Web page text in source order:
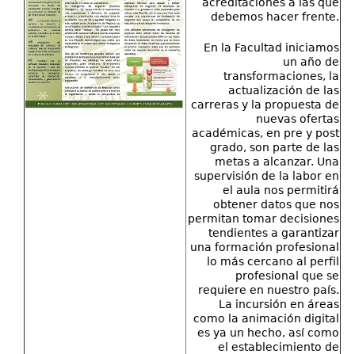
debemos hacer frente.
En la Facultad iniciamos
un año de
transformaciones, la
actualización de las
carreras y la propuesta de
nuevas ofertas
académicas, en pre y post
grado, son parte de las
metas a alcanzar. Una
supervisión de la labor en
el aula nos permitirá
obtener datos que nos
permitan tomar decisiones
tendientes a garantizar
una formación profesional
lo más cercano al perfil
profesional que se
requiere en nuestro país.
La incursión en áreas
como la animación digital
es ya un hecho, así como
el establecimiento de